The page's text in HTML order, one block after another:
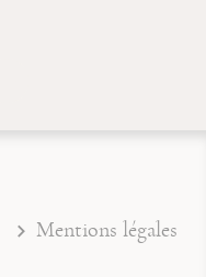
Mentions légales